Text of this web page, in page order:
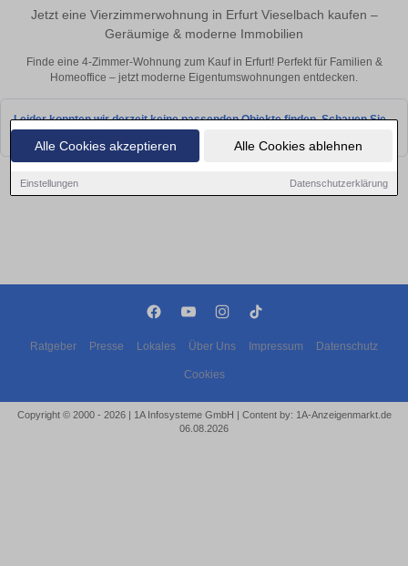
Alle Cookies akzeptieren Alle Cookies ablehnen
Einstellungen Datenschutzerklärung
Jetzt eine Vierzimmerwohnung in Erfurt Vieselbach kaufen –
Geräumige & moderne Immobilien
Finde eine 4-Zimmer-Wohnung zum Kauf in Erfurt! Perfekt für Familien &
Homeoffice – jetzt moderne Eigentumswohnungen entdecken.
Leider konnten wir derzeit keine passenden Objekte finden. Schauen Sie
Ratgeber Presse Lokales Über Uns Impressum Datenschutz
Cookies
Copyright © 2000 - 2026 | 1A Infosysteme GmbH | Content by: 1A-Anzeigenmarkt.de
06.08.2026